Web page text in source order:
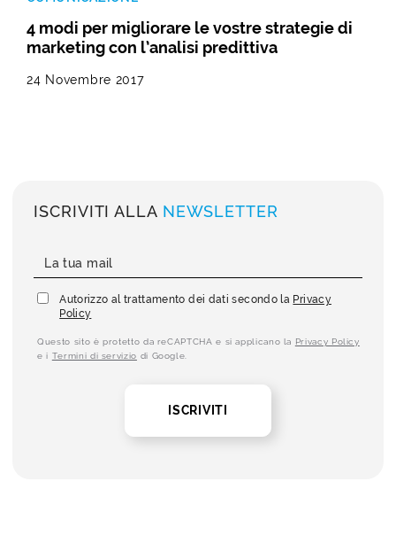
4 modi per migliorare le vostre strategie di
marketing con l’analisi predittiva
24 Novembre 2017
ISCRIVITI ALLA NEWSLETTER
Autorizzo al trattamento dei dati secondo la Privacy
Policy
Questo sito è protetto da reCAPTCHA e si applicano la Privacy Policy
e i Termini di servizio di Google.
ISCRIVITI